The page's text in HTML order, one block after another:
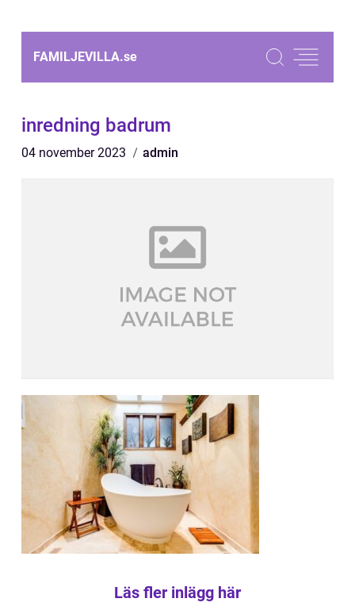
FAMILJEVILLA.se
inredning badrum
04 november 2023 admin
Läs fler inlägg här